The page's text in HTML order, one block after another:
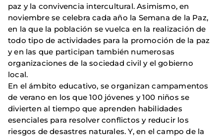
paz y la convivencia intercultural. Asimismo, en
noviembre se celebra cada año la Semana de la Paz,
en la que la población se vuelca en la realización de
todo tipo de actividades para la promoción de la paz
y en las que participan también numerosas
organizaciones de la sociedad civil y el gobierno
local.
En el ámbito educativo, se organizan campamentos
de verano en los que 100 jóvenes y 100 niños se
divierten al tiempo que aprenden habilidades
esenciales para resolver conflictos y reducir los
riesgos de desastres naturales. Y, en el campo de la